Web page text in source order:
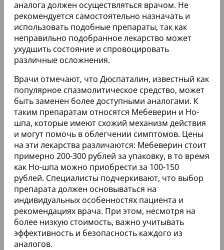
аналога должен осуществляться врачом. Не
рекомендуется самостоятельно назначать и
использовать подобные препараты, так как
неправильно подобранное лекарство может
ухудшить состояние и спровоцировать
различные осложнения.
Врачи отмечают, что Дюспаталин, известный как
популярное спазмолитическое средство, может
быть заменен более доступными аналогами. К
таким препаратам относятся Мебеверин и Но-
шпа, которые имеют схожий механизм действия
и могут помочь в облегчении симптомов. Цены
на эти лекарства различаются: Мебеверин стоит
примерно 200-300 рублей за упаковку, в то время
как Но-шпа можно приобрести за 100-150
рублей. Специалисты подчеркивают, что выбор
препарата должен основываться на
индивидуальных особенностях пациента и
рекомендациях врача. При этом, несмотря на
более низкую стоимость, важно учитывать
эффективность и безопасность каждого из
аналогов.